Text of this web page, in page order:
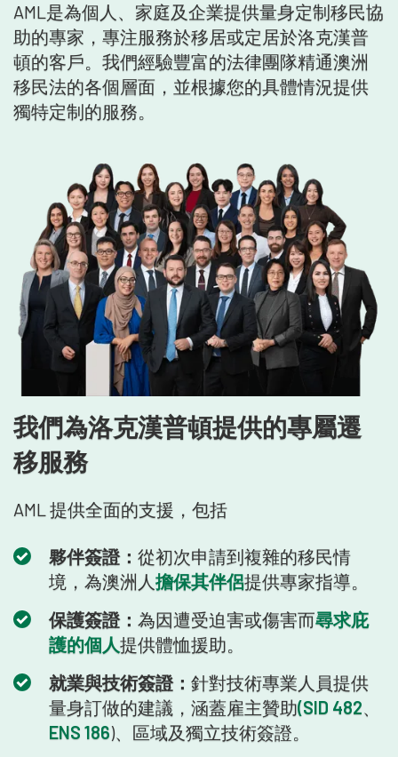
AML是為個人、家庭及企業提供量身定制移民協
助的專家，專注服務於移居或定居於洛克漢普
頓的客戶。我們經驗豐富的法律團隊精通澳洲
移民法的各個層面，並根據您的具體情況提供
獨特定制的服務。
我們為洛克漢普頓提供的專屬遷
移服務
AML 提供全面的支援，包括
夥伴簽證： 從初次申請到複雜的移民情
境，為澳洲人 擔保其伴侶提供專家指導。
保護簽證： 為因遭受迫害或傷害而尋求庇
護的個人提供體恤援助。
就業與技術簽證： 針對技術專業人員提供
量身訂做的建議，涵蓋雇主贊助(SID 482
ENS 186)、區域及獨立技術簽證。